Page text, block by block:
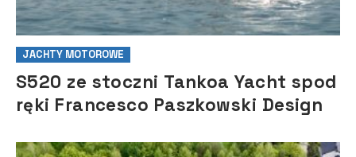
JACHTY MOTOROWE
S520 ze stoczni Tankoa Yacht spod
ręki Francesco Paszkowski Design